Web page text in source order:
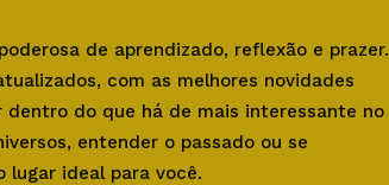
de aprendizado, reflexão e prazer.
com as melhores novidades
do que há de mais interessante no
entender o passado ou se
lugar ideal para você.